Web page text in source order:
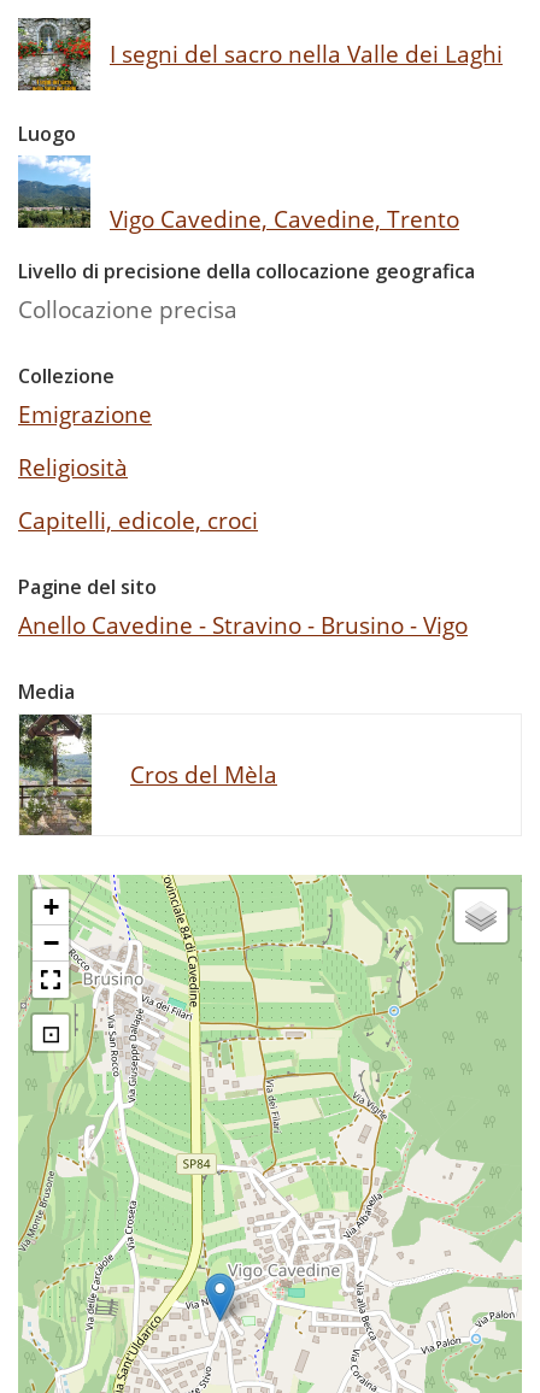
I segni del sacro nella Valle dei Laghi
Luogo
Vigo Cavedine, Cavedine, Trento
Livello di precisione della collocazione geografica
Collocazione precisa
Collezione
Emigrazione
Religiosità
Capitelli, edicole, croci
Pagine del sito
Anello Cavedine - Stravino - Brusino - Vigo
Media
Cros del Mèla
+
−
⊡